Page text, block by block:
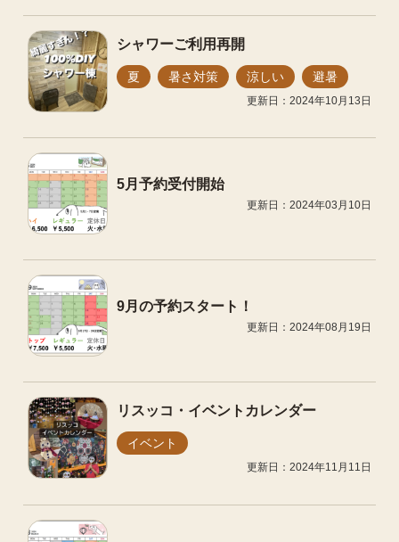
シャワーご利用再開
夏 暑さ対策 涼しい 避暑
更新日：2024年10月13日
5月予約受付開始
更新日：2024年03月10日
9月の予約スタート！
更新日：2024年08月19日
リスッコ・イベントカレンダー
イベント
更新日：2024年11月11日